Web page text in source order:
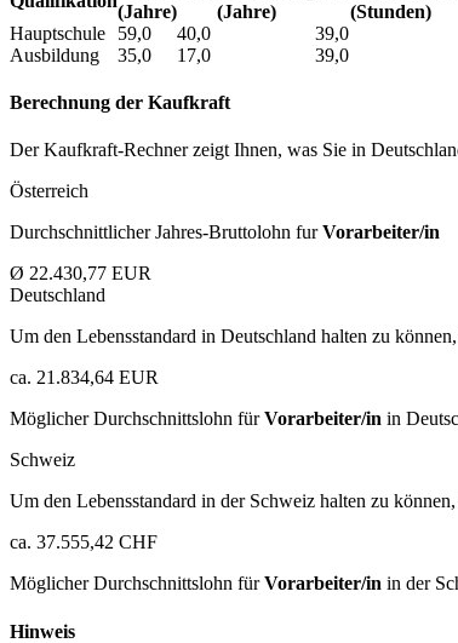
(Jahre)
(Jahre)
(Stunden)
Hauptschule
59,0 40,0 39,0
Ausbildung
35,0 17,0 39,0
Berechnung der Kaufkraft
Der Kaufkraft-Rechner zeigt Ihnen, was Sie in
Österreich
Durchschnittlicher Jahres-Bruttolohn furVorarbeiter/in
Ø 22.430,77 EUR
Deutschland
Um den Lebensstandard in Deutschland halten zu
ca. 21.834,64 EUR
Möglicher Durchschnittslohn fürVorarbeiter/in in
Schweiz
Um den Lebensstandard in der Schweiz halten zu
ca. 37.555,42 CHF
Möglicher Durchschnittslohn fürVorarbeiter/in in der
Hinweis